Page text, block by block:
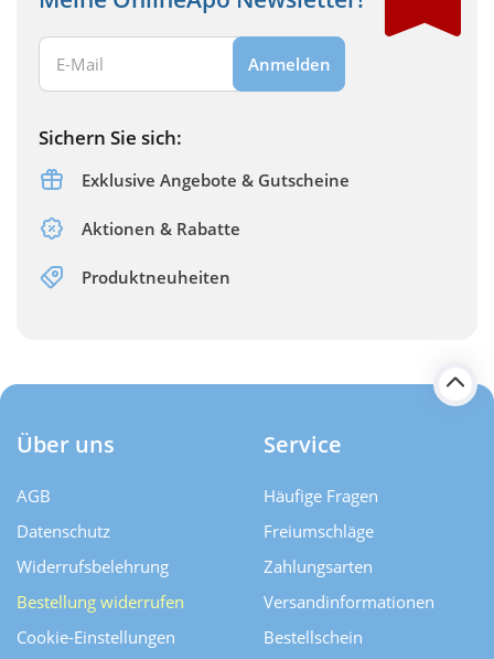
Ihre E-Mail Adresse:
Anmelden
Sichern Sie sich:
Exklusive Angebote & Gutscheine
Aktionen & Rabatte
Produktneuheiten
Über uns
AGB
Datenschutz
Widerrufsbelehrung
Bestellung widerrufen
Cookie-Einstellungen
Service
Häufige Fragen
Freiumschläge
Zahlungsarten
Versand­informationen
Bestellschein